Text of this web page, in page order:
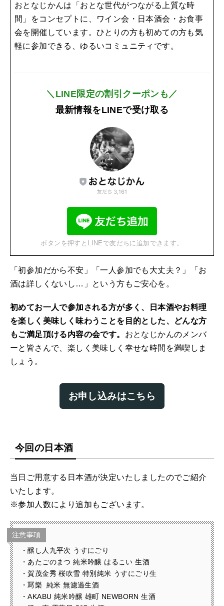
おとなじかんは「おとな世代がつながる上質な時
間」をコンセプトに、ワイン会・日本酒会・お食事
会を開催しています。ひとりの方も初めての方も気
軽に参加できる、ゆるいコミュニティです。
＼LINE限定の割引クーポンも／
最新情報をLINEで受け取る
ボタンを押すとLINEで友だちに追加できます。
「初参加だから不安」「一人参加でも大丈夫？」「お
酒は詳しくないし…」という方もご安心を。
初めてお一人で参加される方が多く、日本酒やお料理
を楽しく美味しく味わうことを目的とした、どんな方
もご満足頂ける内容の会です。 おとなじかんのメンバ
ーと皆さんで、楽しく美味しく幸せな時間を満喫しま
しょう。
お申し込みはこちら
今回の日本酒
当日ご用意する日本酒が決定いたしましたのでご紹介
いたします。
※参加人数により追加もございます。
注意事項
・醸し人九平次 うすにごり
・あたごのまつ 純米吟醸 はるこい 生酒
・賀茂金秀 桜吹雪 特別純米 うすにごり生
・冩樂 純米 無濾過生酒
・AKABU 純米吟醸 雄町 NEWBORN 生酒